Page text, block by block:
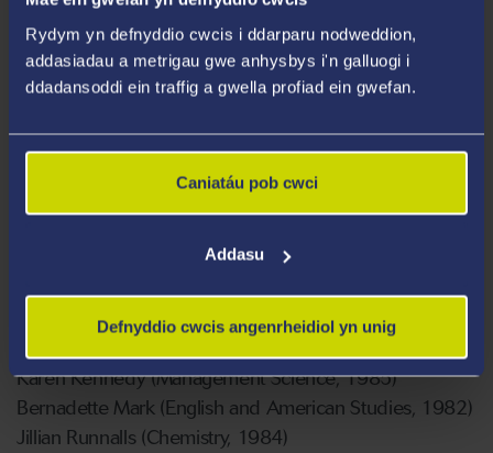
Rydym yn defnyddio cwcis i ddarparu nodweddion,
addasiadau a metrigau gwe anhysbys i'n galluogi i
ddadansoddi ein traffig a gwella profiad ein gwefan.
Caniatáu pob cwci
Addasu
Defnyddio cwcis angenrheidiol yn unig
Angela Protheroe (Geography, 1989)
Michael Park (Geography, 1989)
Elizabeth Phillips
Nicola Dance
Professor Ali Abdullah Al-Homaidan (Botany, 1986)
Laurence Craddock (French and Spanish, 1985)
Andy Craddock
Karen Kennedy (Management Science, 1985)
Bernadette Mark (English and American Studies, 1982)
Jillian Runnalls (Chemistry, 1984)